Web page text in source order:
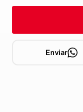
Enviar